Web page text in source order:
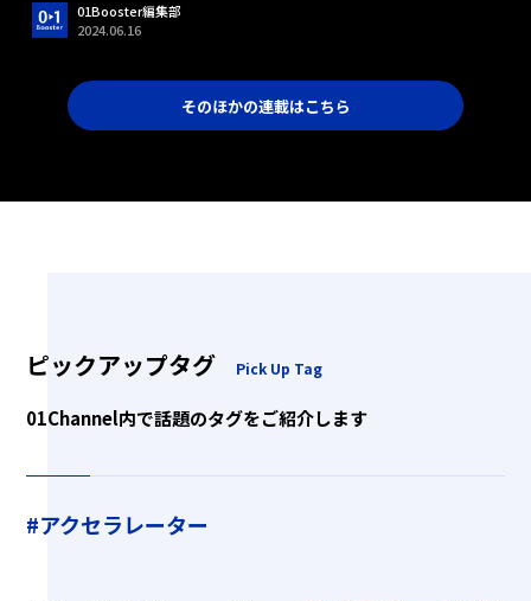
01Booster編集部
2024.06.16
そのほかの連載はこちら
ピックアップタグ Pick Up Tag
01Channel内で話題のタグをご紹介します
#アクセラレーター